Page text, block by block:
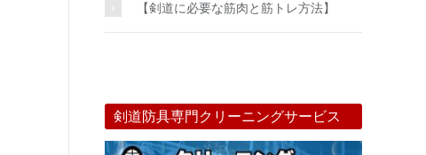
【剣道に必要な筋肉と筋トレ方法】
剣道防具専門クリーニングサービス